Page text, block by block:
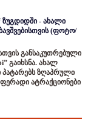
ზუგდიდში - ახალი
(ფოტო/
განსაკუთრებული
გაიხსნა. ახალ
ზღაპრული
ატრაქციონები